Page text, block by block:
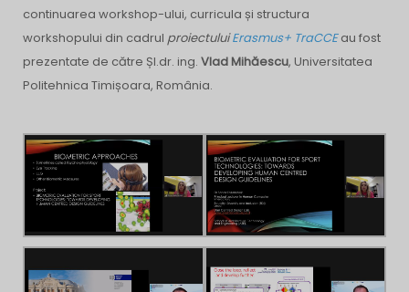
continuarea workshop-ului, curricula și structura
workshopului din cadrul proiectuluiErasmus+ TraCCEau fost
prezentate de către Șl.dr. ing. Vlad Mihăescu, Universitatea
Politehnica Timișoara, România.